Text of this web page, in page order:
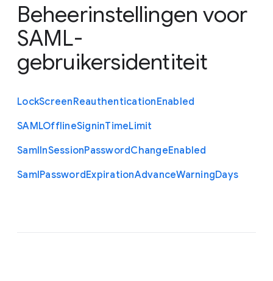
Beheerinstellingen voor
SAML-
gebruikersidentiteit
LockScreenReauthenticationEnabled
SAMLOfflineSigninTimeLimit
SamlInSessionPasswordChangeEnabled
SamlPasswordExpirationAdvanceWarningDays